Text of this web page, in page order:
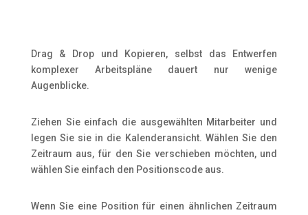
Drag & Drop und Kopieren, selbst das Entwerfen
komplexer Arbeitspläne dauert nur wenige
Augenblicke.
Ziehen Sie einfach die ausgewählten Mitarbeiter und
legen Sie sie in die Kalenderansicht. Wählen Sie den
Zeitraum aus, für den Sie verschieben möchten, und
wählen Sie einfach den Positionscode aus.
Wenn Sie eine Position für einen ähnlichen Zeitraum